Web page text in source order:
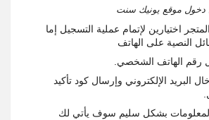
دخول موقع يونيك سنت
اختيارين لإتمام عملية التسجيل إما
النصية على الهاتف
رقم الهاتف الشخصي.
البريد الإلكتروني وإرسال كود تأكيد
بشكل سليم سوف يأتي لك